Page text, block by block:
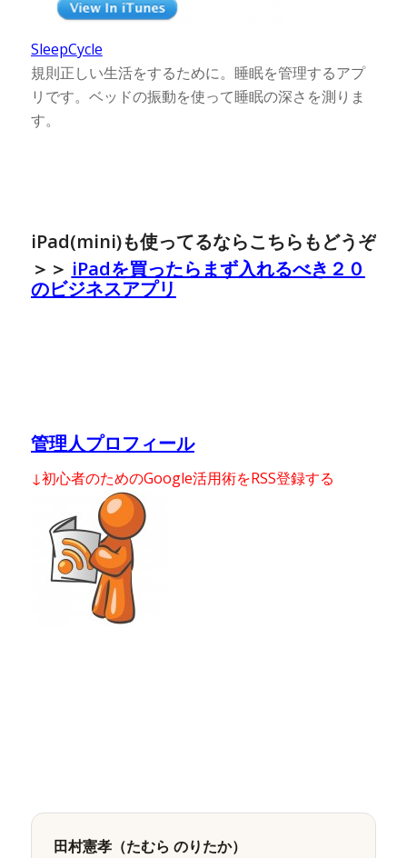
SleepCycle
規則正しい生活をするために。睡眠を管理するアプ
リです。ベッドの振動を使って睡眠の深さを測りま
す。
iPad(mini)も使ってるならこちらもどうぞ
＞＞ iPadを買ったらまず入れるべき２０
のビジネスアプリ
管理人プロフィール
↓初心者のためのGoogle活用術をRSS登録する
田村憲孝（たむら のりたか）